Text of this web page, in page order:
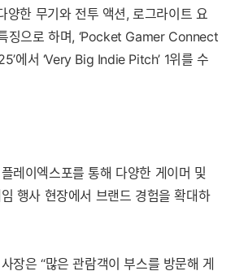
양한 무기와 전투 액션, 로그라이트 요
징으로 하며, ‘Pocket Gamer Connect
에서 ‘Very Big Indie Pitch’ 1위를 수
레이엑스포를 통해 다양한 게이머 및
행사 현장에서 브랜드 경험을 확대하
장은 “많은 관람객이 부스를 방문해 게